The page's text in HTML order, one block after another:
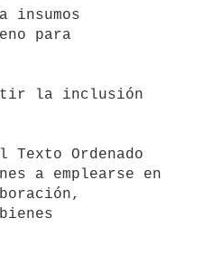
insumos
para
la inclusión
Ordenado
a emplearse en